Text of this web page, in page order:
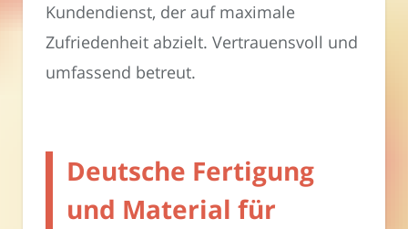
Kundendienst, der auf maximale
Zufriedenheit abzielt. Vertrauensvoll und
umfassend betreut.
Deutsche Fertigung
und Material für